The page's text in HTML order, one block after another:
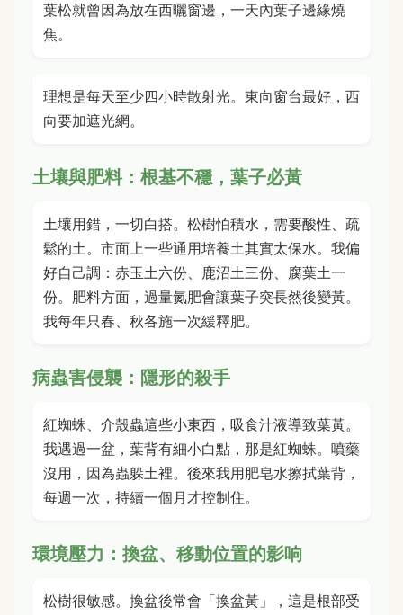
葉松就曾因為放在西曬窗邊，一天內葉子邊緣燒
焦。
理想是每天至少四小時散射光。東向窗台最好，西
向要加遮光網。
土壤與肥料：根基不穩，葉子必黃
土壤用錯，一切白搭。松樹怕積水，需要酸性、疏
鬆的土。市面上一些通用培養土其實太保水。我偏
好自己調：赤玉土六份、鹿沼土三份、腐葉土一
份。肥料方面，過量氮肥會讓葉子突長然後變黃。
我每年只春、秋各施一次緩釋肥。
病蟲害侵襲：隱形的殺手
紅蜘蛛、介殼蟲這些小東西，吸食汁液導致葉黃。
我遇過一盆，葉背有細小白點，那是紅蜘蛛。噴藥
沒用，因為蟲躲土裡。後來我用肥皂水擦拭葉背，
每週一次，持續一個月才控制住。
環境壓力：換盆、移動位置的影响
松樹很敏感。換盆後常會「換盆黃」，這是根部受